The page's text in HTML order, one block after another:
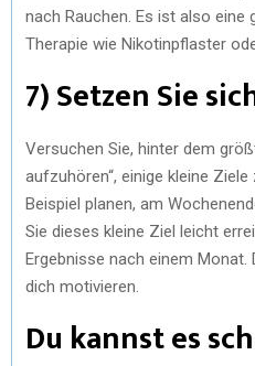
nach Rauchen. Es ist also eine
Therapie wie Nikotinpflaster
7) Setzen Sie
Versuchen Sie, hinter dem
aufzuhören“, einige kleine
Beispiel planen, am
Sie dieses kleine Ziel leicht
Ergebnisse nach einem Monat.
dich motivieren.
Du kannst es